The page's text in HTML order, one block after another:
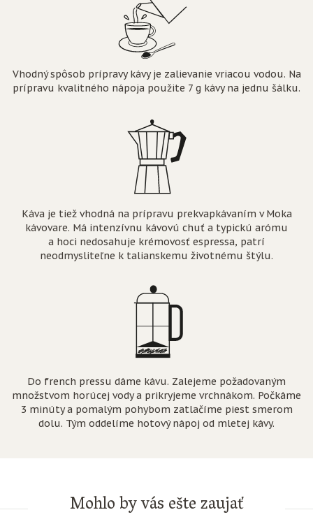
Vhodný spôsob prípravy kávy je zalievanie vriacou vodou. Na
prípravu kvalitného nápoja použite 7 g kávy na jednu šálku.
Káva je tiež vhodná na prípravu prekvapkávaním v Moka
kávovare. Má intenzívnu kávovú chuť a typickú arómu
a hoci nedosahuje krémovosť espressa, patrí
neodmysliteľne k talianskemu životnému štýlu.
Do french pressu dáme kávu. Zalejeme požadovaným
množstvom horúcej vody a prikryjeme vrchnákom. Počkáme
3 minúty a pomalým pohybom zatlačíme piest smerom
dolu. Tým oddelíme hotový nápoj od mletej kávy.
Mohlo by vás ešte zaujať